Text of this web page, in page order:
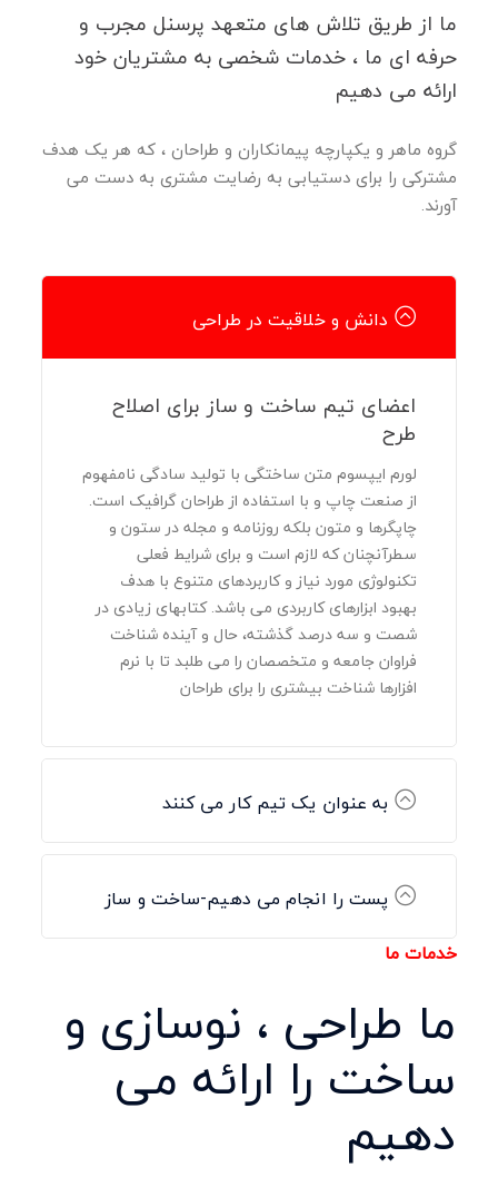
ما از طریق تلاش های متعهد پرسنل مجرب و
حرفه ای ما ، خدمات شخصی به مشتریان خود
ارائه می دهیم
گروه ماهر و یکپارچه پیمانکاران و طراحان ، که هر یک هدف
مشترکی را برای دستیابی به رضایت مشتری به دست می
آورند.
دانش و خلاقیت در طراحی
اعضای تیم ساخت و ساز برای اصلاح
طرح
لورم ایپسوم متن ساختگی با تولید سادگی نامفهوم
از صنعت چاپ و با استفاده از طراحان گرافیک است.
چاپگرها و متون بلکه روزنامه و مجله در ستون و
سطرآنچنان که لازم است و برای شرایط فعلی
تکنولوژی مورد نیاز و کاربردهای متنوع با هدف
بهبود ابزارهای کاربردی می باشد. کتابهای زیادی در
شصت و سه درصد گذشته، حال و آینده شناخت
فراوان جامعه و متخصصان را می طلبد تا با نرم
افزارها شناخت بیشتری را برای طراحان
به عنوان یک تیم کار می کنند
پست را انجام می دهیم-ساخت و ساز
خدمات ما
ما طراحی ، نوسازی و
ساخت را ارائه می
دهیم